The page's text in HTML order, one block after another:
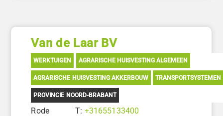
Van de Laar BV
WERKTUIGEN AGRARISCHE HUISVESTING ALGEMEEN
AGRARISCHE HUISVESTING AKKERBOUW TRANSPORTSYSTEMEN
PROVINCIE NOORD-BRABANT
Rode
T: +31655133400